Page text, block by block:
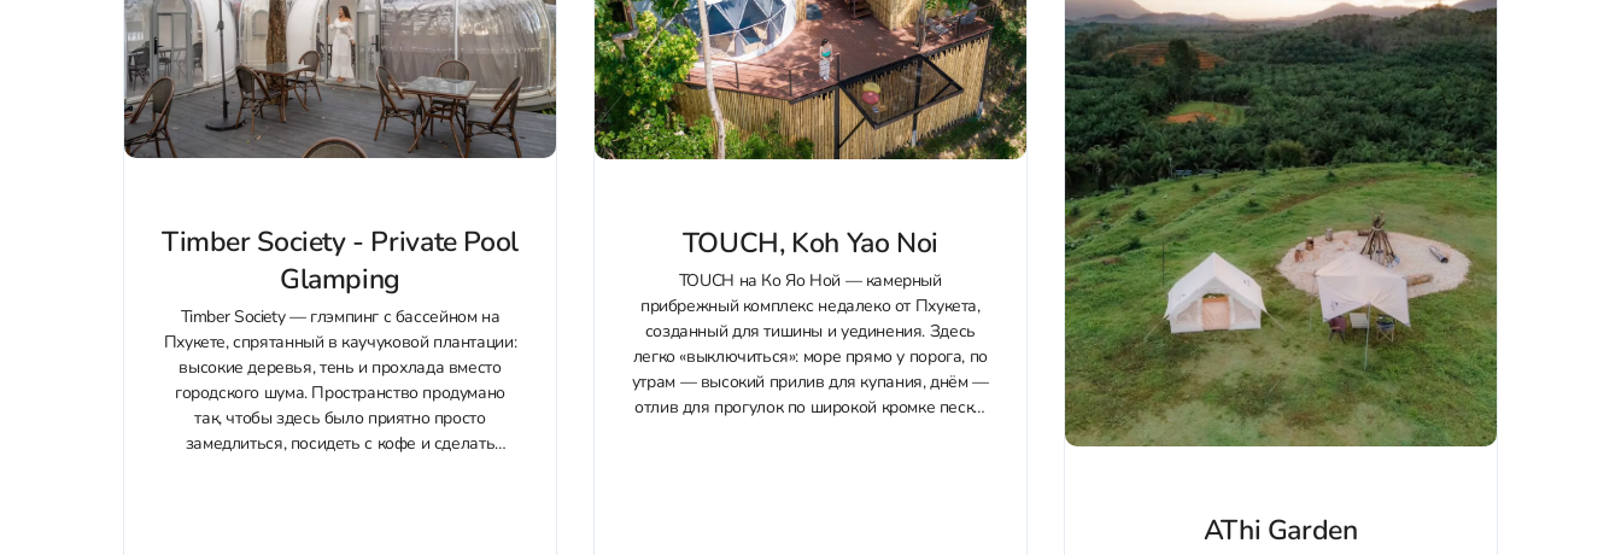
Timber Society - Private Pool
Glamping
Timber Society — глэмпинг с бассейном на
Пхукете, спрятанный в каучуковой плантации:
высокие деревья, тень и прохлада вместо
городского шума. Пространство продумано
так, чтобы здесь было приятно просто
замедлиться, посидеть с кофе и сделать
TOUCH, Koh Yao Noi
TOUCH на Ко Яо Ной — камерный
прибрежный комплекс недалеко от Пхукета,
созданный для тишины и уединения. Здесь
легко «выключиться»: море прямо у порога, по
утрам — высокий прилив для купания, днём —
отлив для прогулок по широкой кромке песка.
AThi Garden